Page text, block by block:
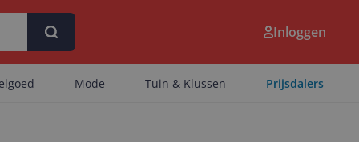
Inloggen
Mode Tuin & Klussen Prijsdalers